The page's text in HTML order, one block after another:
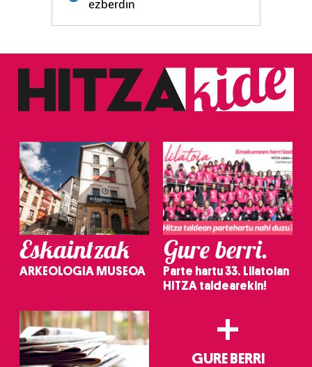
erabiltzeko baimen esplizitua ematen diguzu.Gehiago
irakurri
ezberdin
Eskaintzak
ARKEOLOGIA MUSEOA
Gure berri.
Parte hartu 33. Lilatoian
HITZA taldearekin!
+
GURE BERRI